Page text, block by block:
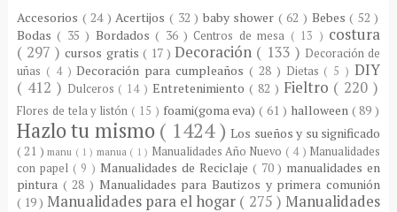
Accesorios ( 24 )Acertijos ( 32 ) baby shower ( 62 ) Bebes( 52 )
Bodas( 35 ) Bordados( 36 ) Centros de mesa ( 13 ) costura
( 297 )cursos gratis ( 17 )Decoración ( 133 ) Decoración de
uñas ( 4 )Decoración para cumpleaños( 28 ) Dietas ( 5 )DIY
( 412 ) Dulceros ( 14 )Entretenimiento ( 82 ) Fieltro ( 220 )
Flores de tela y listón ( 15 ) foami(goma eva)( 61 ) halloween ( 89 )
Hazlo tu mismo ( 1424 )Los sueños y su significado
( 21 )manu ( 1 ) manua ( 1 ) Manualidades Año Nuevo ( 4 ) Manualidades
con papel ( 9 )Manualidades de Reciclaje ( 70 ) manualidades en
pintura ( 28 ) Manualidades para Bautizos y primera comunión
( 19 ) Manualidades para el hogar ( 275 )Manualidades